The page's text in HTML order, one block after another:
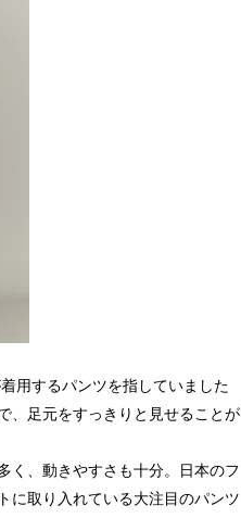
用するパンツを指していました
、足元をすっきりと見せることが
く、動きやすさも十分。日本のフ
に取り入れている大注目のパンツ